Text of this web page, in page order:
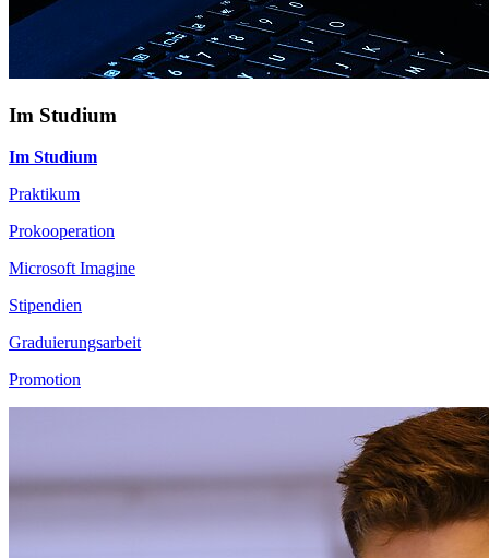
Im Studium
Im Studium
Praktikum
Prokooperation
Microsoft Imagine
Stipendien
Graduierungsarbeit
Promotion